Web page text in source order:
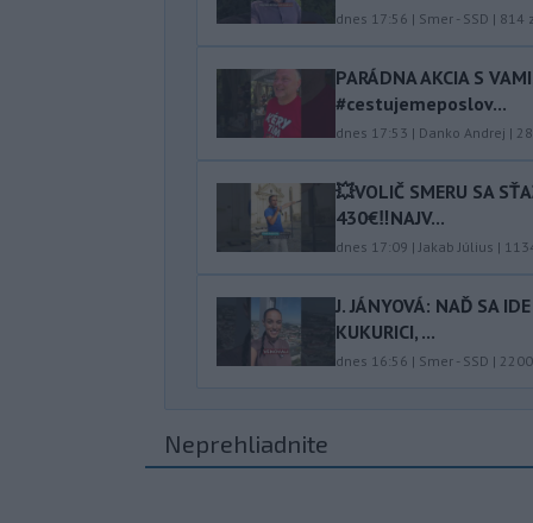
dnes 17:56 | Smer - SSD | 814
PARÁDNA AKCIA S
#cestujemeposlov...
dnes 17:53 | Danko Andrej | 28
💥VOLIČ SMERU SA
430€‼️NAJV...
dnes 17:09 |Jakab Július |
J. JÁNYOVÁ: NAĎ SA
KUKURICI, ...
dnes 16:56 | Smer - SSD | 2200
Neprehliadnite